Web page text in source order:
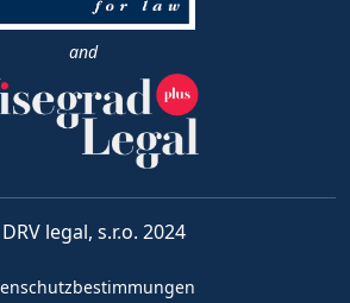
and
legal, s.r.o. 2024